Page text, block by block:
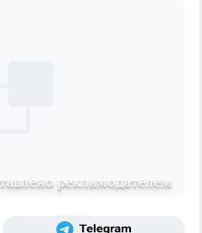
рекламодателем